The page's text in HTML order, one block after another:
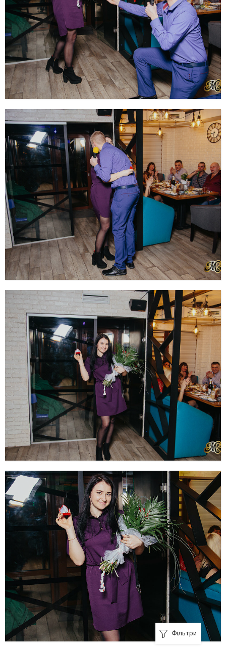
Фільтри